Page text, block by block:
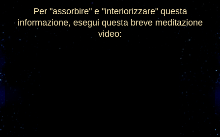
Per "assorbire" e "interiorizzare" questa
informazione, esegui questa breve meditazione
video: